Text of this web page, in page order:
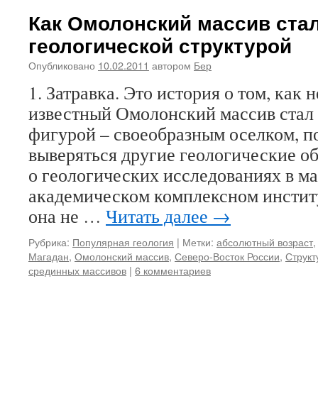
Как Омолонский массив
геологической структурой
Опубликовано 10.02.2011 автором Бер
1. Затравка. Это история о том, как
известный Омолонский массив
фигурой – своеобразным оселком,
выверяться другие геологические
о геологических исследованиях в
академическом комплексном
она не … Читать далее →
Рубрика: Популярная геология | Метки: абсолютный возраст,
Магадан, Омолонский массив, Северо-Восток России,
срединных массивов | 6 комментариев